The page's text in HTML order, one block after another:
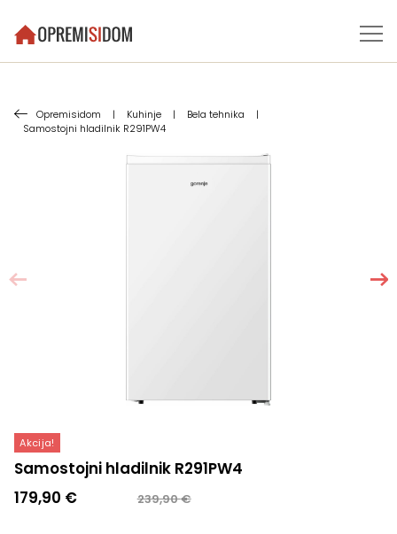
Opremisidom | Kuhinje | Bela tehnika
|
Samostojni hladilnik R291PW4
Akcija!
Samostojni hladilnik R291PW4
239,90€
Izvirna
179,90 €
Trenutna